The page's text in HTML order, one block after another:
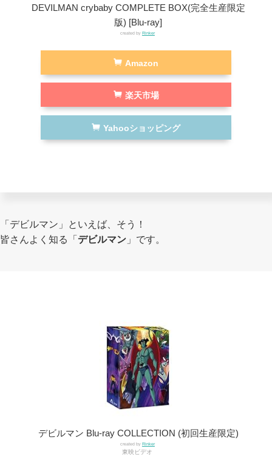
DEVILMAN crybaby COMPLETE BOX(完全生産限定
版) [Blu-ray]
created by Rinker
Amazon
楽天市場
Yahooショッピング
「デビルマン」といえば、そう！
皆さんよく知る「デビルマン 」です。
デビルマン Blu-ray COLLECTION (初回生産限定)
created by Rinker
東映ビデオ